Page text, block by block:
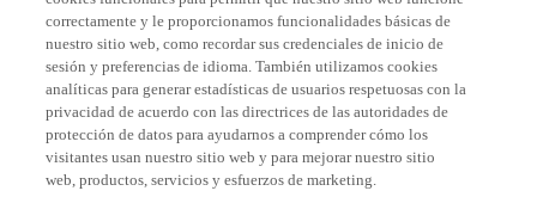
correctamente y le proporcionamos funcionalidades básicas de
nuestro sitio web, como recordar sus credenciales de inicio de
sesión y preferencias de idioma. También utilizamos cookies
analíticas para generar estadísticas de usuarios respetuosas con la
privacidad de acuerdo con las directrices de las autoridades de
protección de datos para ayudarnos a comprender cómo los
visitantes usan nuestro sitio web y para mejorar nuestro sitio
web, productos, servicios y esfuerzos de marketing.